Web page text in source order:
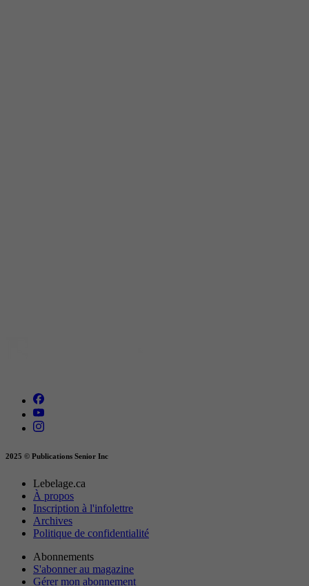
2025 © Publications Senior Inc
Lebelage.ca
À propos
Inscription à l'infolettre
Archives
Politique de confidentialité
Abonnements
S'abonner au magazine
Gérer mon abonnement